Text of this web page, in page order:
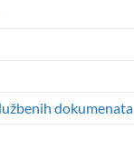
dokumenata